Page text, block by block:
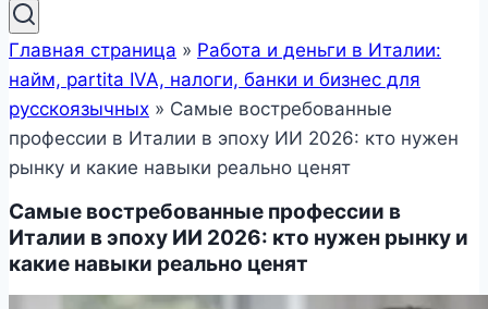
Главная страница » Работа и деньги в Италии:
найм, partita IVA, налоги, банки и бизнес для
русскоязычных » Самые востребованные
профессии в Италии в эпоху ИИ 2026: кто нужен
рынку и какие навыки реально ценят
Самые востребованные профессии в
Италии в эпоху ИИ 2026: кто нужен рынку и
какие навыки реально ценят